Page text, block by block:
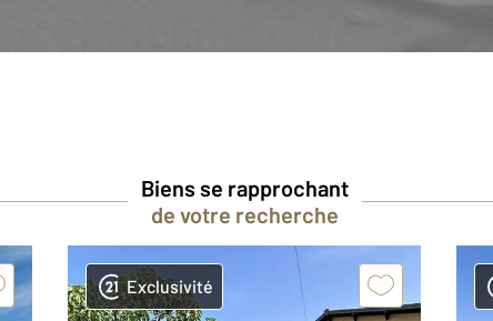
Biens se rapprochant
de votre recherche
Exclusivité